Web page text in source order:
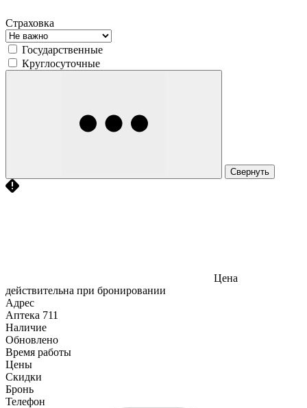
Страховка
Государственные
Круглосуточные
Свернуть
Цена
действительна при бронировании
Адрес
Аптека 711
Наличие
Обновлено
Время работы
Цены
Скидки
Бронь
Телефон